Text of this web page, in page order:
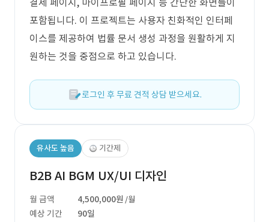
결제 페이지, 마이프로필 페이지 등 간단한 화면들이
포함됩니다. 이 프로젝트는 사용자 친화적인 인터페
이스를 제공하여 법률 문서 생성 과정을 원활하게 지
원하는 것을 중점으로 하고 있습니다.
로그인 후 무료 견적 상담 받으세요.
유사도 높음 기간제
B2B AI BGM UX/UI 디자인
월 금액 4,500,000원 /월
예상 기간
90일